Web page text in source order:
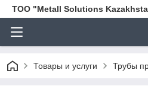
ТОО "Metall Solutions
Товары и услуги Трубы